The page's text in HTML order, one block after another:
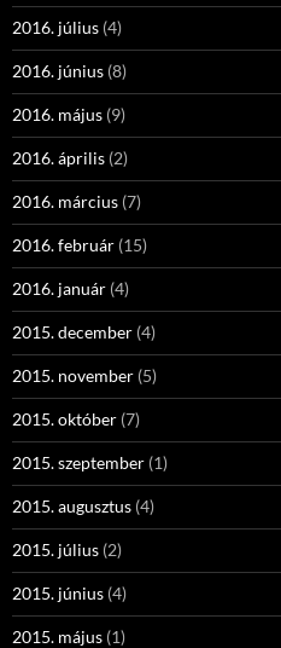
2016. július (4)
2016. június (8)
2016. május (9)
2016. április (2)
2016. március (7)
2016. február (15)
2016. január (4)
2015. december (4)
2015. november (5)
2015. október (7)
2015. szeptember (1)
2015. augusztus (4)
2015. július (2)
2015. június (4)
2015. május (1)